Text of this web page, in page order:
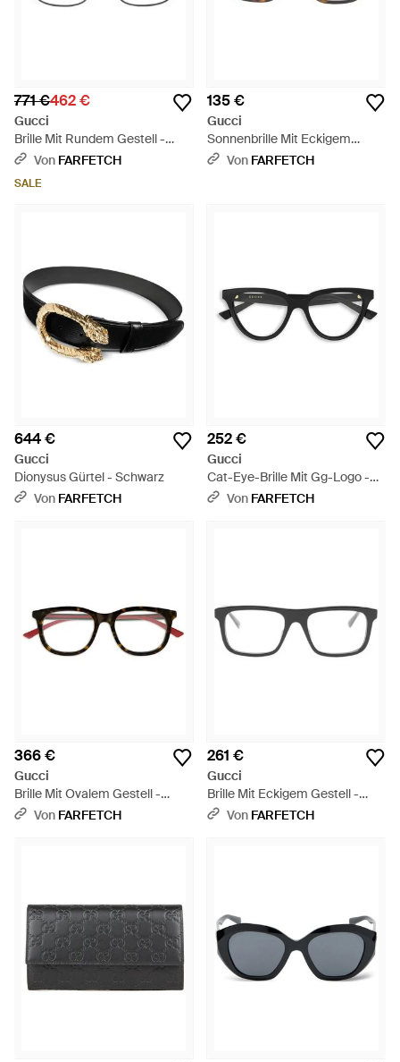
771 €462 €
Gucci
Brille Mit Rundem Gestell -
Schwarz
Von FARFETCH
SALE
135 €
Gucci
Sonnenbrille Mit Eckigem
Gestell Und Gg - Schwarz
Von FARFETCH
644 €
Gucci
Dionysus Gürtel - Schwarz
Von FARFETCH
252 €
Gucci
Cat-Eye-Brille Mit Gg-Logo -
Schwarz
Von FARFETCH
366 €
Gucci
Brille Mit Ovalem Gestell -
Schwarz
Von FARFETCH
261 €
Gucci
Brille Mit Eckigem Gestell -
Schwarz
Von FARFETCH